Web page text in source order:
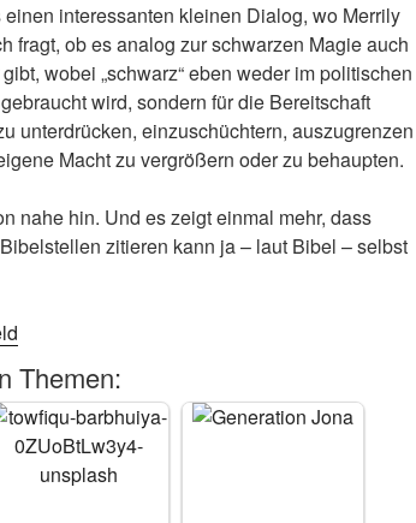
einen interessanten kleinen Dialog, wo Merrily
fragt, ob es analog zur schwarzen Magie auch
gibt, wobei „schwarz“ eben weder im politischen
wird, sondern für die Bereitschaft
unterdrücken, einzuschüchtern, auszugrenzen
Macht zu vergrößern oder zu behaupten.
nahe hin. Und es zeigt einmal mehr, dass
zitieren kann ja – laut Bibel – selbst
Themen: